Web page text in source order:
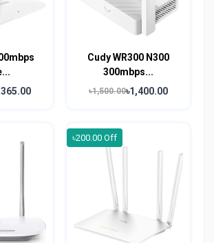
Cudy WR300 N300
300mbps...
৳1,500.00৳1,400.00
৳200.00 Off